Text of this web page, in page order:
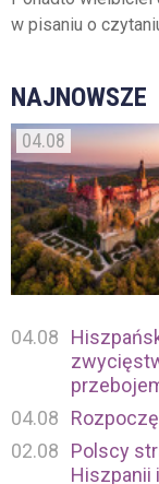
w pisaniu o
NAJNOWSZE
04.08
04.08
04.08
02.08
Polscy
Hiszpanii